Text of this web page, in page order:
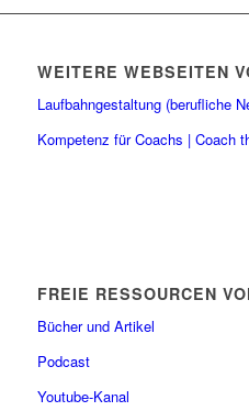
WEITERE WEBSEITEN
Laufbahngestaltung (berufliche
Kompetenz für Coachs | Coach
FREIE RESSOURCEN
Bücher und Artikel
Podcast
Youtube-Kanal